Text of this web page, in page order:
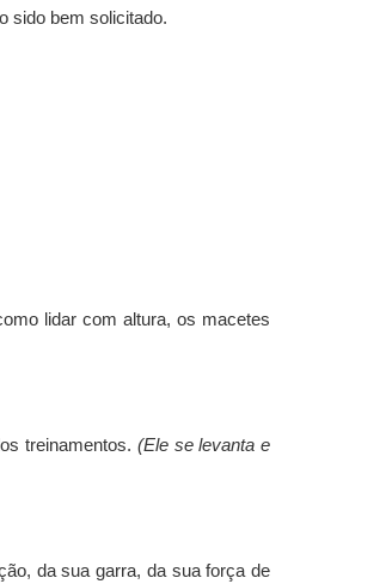
sido bem solicitado.
lidar com altura, os macetes
treinamentos. (Ele se levanta e
da sua garra, da sua força de